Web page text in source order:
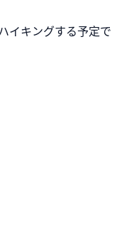
イキングする予定で